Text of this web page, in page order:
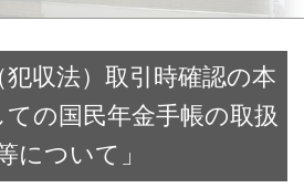
犯収法）取引時確認の本
ての国民年金手帳の取扱
について」